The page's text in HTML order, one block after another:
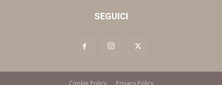
SEGUICI
Cookie Policy Privacy Policy